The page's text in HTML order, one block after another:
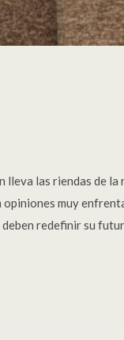
las riendas de la
opiniones muy
deben redefinir su